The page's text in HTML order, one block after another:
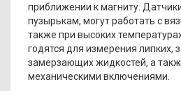
приближении к магниту.
пузырькам, могут работать с
также при высоких
годятся для измерения липких,
замерзающих жидкостей, а
механическими включениями.